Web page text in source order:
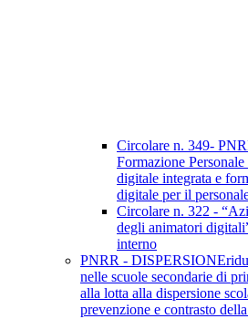
Circolare n. 349-
Formazione
digitale integrata e
digitale per il
Circolare n. 322 -
degli animatori
interno
PNRR -
nelle scuole secondarie di
alla lotta alla dispersione
prevenzione e contrasto